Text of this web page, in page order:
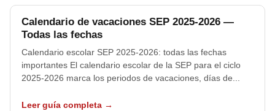
Calendario de vacaciones SEP 2025-2026 —
Todas las fechas
Calendario escolar SEP 2025-2026: todas las fechas
importantes El calendario escolar de la SEP para el ciclo
2025-2026 marca los periodos de vacaciones, días de...
Leer guía completa →